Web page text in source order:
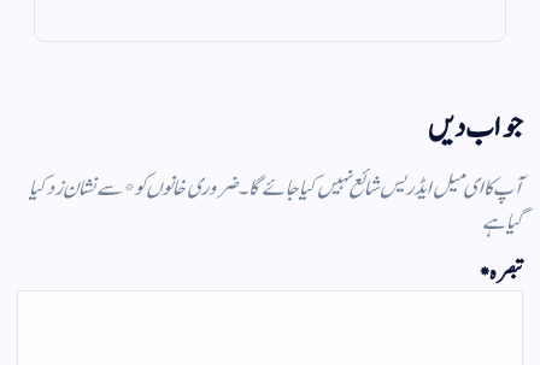
جواب دیں
آپ کا ای میل ایڈریس شائع نہیں کیا جائے گا۔ضروری خانوں کو*سے نشان زد کیا
گیا ہے
تبصرہ*